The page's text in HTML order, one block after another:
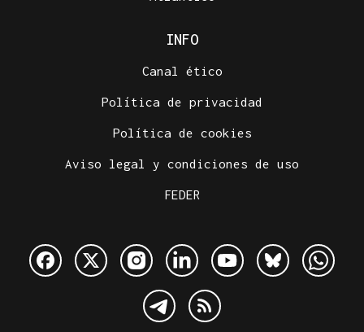
INFO
Canal ético
Política de privacidad
Política de cookies
Aviso legal y condiciones de uso
FEDER